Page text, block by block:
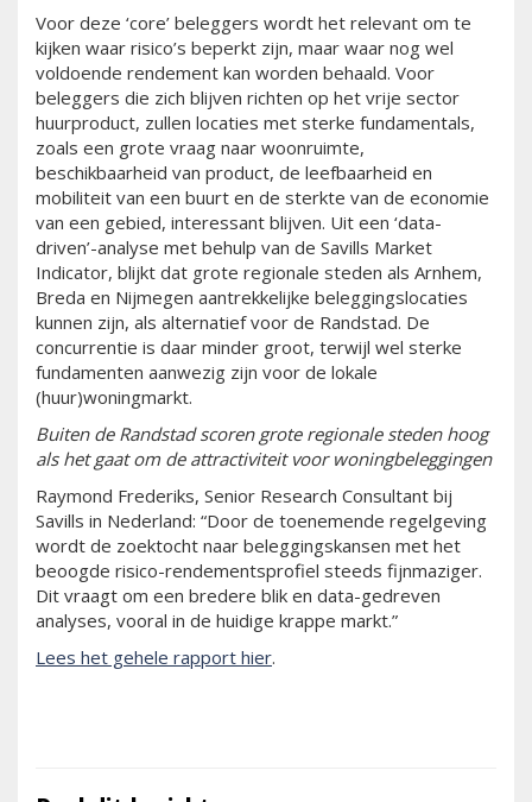
Voor deze ‘core’ beleggers wordt het relevant om te
kijken waar risico’s beperkt zijn, maar waar nog wel
voldoende rendement kan worden behaald. Voor
beleggers die zich blijven richten op het vrije sector
huurproduct, zullen locaties met sterke fundamentals,
zoals een grote vraag naar woonruimte,
beschikbaarheid van product, de leefbaarheid en
mobiliteit van een buurt en de sterkte van de economie
van een gebied, interessant blijven. Uit een ‘data-
driven’-analyse met behulp van de Savills Market
Indicator, blijkt dat grote regionale steden als Arnhem,
Breda en Nijmegen aantrekkelijke beleggingslocaties
kunnen zijn, als alternatief voor de Randstad. De
concurrentie is daar minder groot, terwijl wel sterke
fundamenten aanwezig zijn voor de lokale
(huur)woningmarkt.
Buiten de Randstad scoren grote regionale steden hoog
als het gaat om de attractiviteit voor woningbeleggingen
Raymond Frederiks, Senior Research Consultant bij
Savills in Nederland: “Door de toenemende regelgeving
wordt de zoektocht naar beleggingskansen met het
beoogde risico-rendementsprofiel steeds fijnmaziger.
Dit vraagt om een bredere blik en data-gedreven
analyses, vooral in de huidige krappe markt.”
Lees het gehele rapport hier.